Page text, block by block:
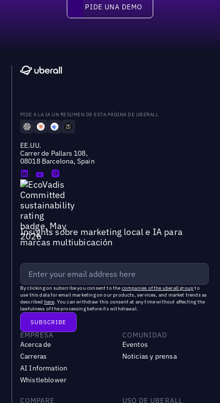
Pide una demo
PIDE UNA DEMO
PÍDE A LA IA UN RESUMEN DE ESTA PÁGINA DE UBERALL
EE.UU.
Carrer de Pallars 108,
08018 Barcelona, Spain
Insights sobre marketing local e IA para
marcas multiubicación
By clicking on subscribe you consent to the companies of the uberall groupto
use this data for email marketing on our products, services, and market trends as
described here. You can withdraw this consent at any time without affecting the
lawfulness of the processing before its withdrawal.
EMPRESA
Acerca de
Carreras
AI Information
Whistleblower
COMUNIDAD
Eventos
Noticias y prensa
COMPARE USO DE UBERALL